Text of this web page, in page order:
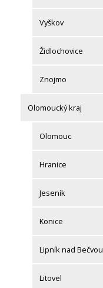
Vyškov
Židlochovice
Znojmo
Olomoucký kraj
Olomouc
Hranice
Jeseník
Konice
Lipník nad Bečvou
Litovel